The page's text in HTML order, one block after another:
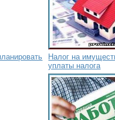
Налог на
уплаты налога